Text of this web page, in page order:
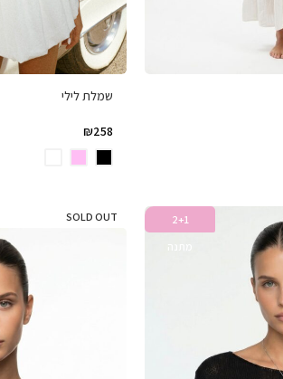
שמלת לילי
₪258
2+1
SOLD OUT